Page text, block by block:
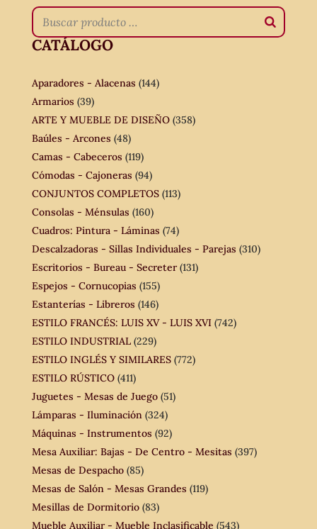
CATÁLOGO
Aparadores - Alacenas (144)
Armarios (39)
ARTE Y MUEBLE DE DISEÑO (358)
Baúles - Arcones (48)
Camas - Cabeceros (119)
Cómodas - Cajoneras (94)
CONJUNTOS COMPLETOS (113)
Consolas - Ménsulas (160)
Cuadros: Pintura - Láminas (74)
Descalzadoras - Sillas Individuales - Parejas (310)
Escritorios - Bureau - Secreter (131)
Espejos - Cornucopias (155)
Estanterías - Libreros (146)
ESTILO FRANCÉS: LUIS XV - LUIS XVI (742)
ESTILO INDUSTRIAL (229)
ESTILO INGLÉS Y SIMILARES (772)
ESTILO RÚSTICO (411)
Juguetes - Mesas de Juego (51)
Lámparas - Iluminación (324)
Máquinas - Instrumentos (92)
Mesa Auxiliar: Bajas - De Centro - Mesitas (397)
Mesas de Despacho (85)
Mesas de Salón - Mesas Grandes (119)
Mesillas de Dormitorio (83)
Mueble Auxiliar - Mueble Inclasificable (543)